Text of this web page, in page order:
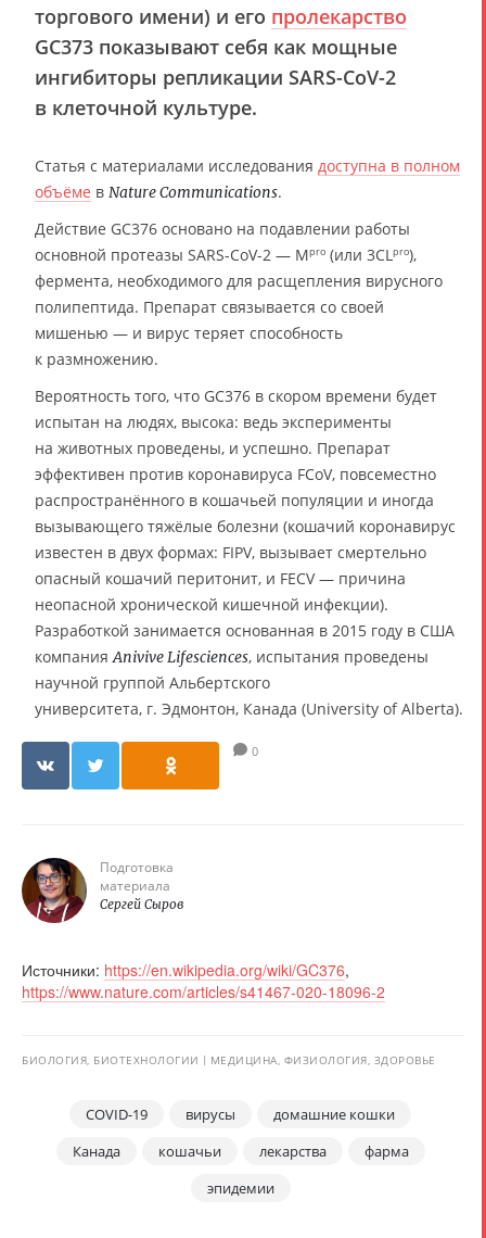
торгового имени) и его пролекарство
GC373 показывают себя как мощные
ингибиторы репликации SARS-CoV-2
в клеточной культуре.
Статья с материалами исследования доступна в полном
объёме в Nature Communications.
Действие GC376 основано на подавлении работы
основной протеазы SARS-CoV-2 — Mpro (или 3CLpro),
фермента, необходимого для расщепления вирусного
полипептида. Препарат связывается со своей
мишенью — и вирус теряет способность
к размножению.
Вероятность того, что GC376 в скором времени будет
испытан на людях, высока: ведь эксперименты
на животных проведены, и успешно. Препарат
эффективен против коронавируса FCoV, повсеместно
распространённого в кошачьей популяции и иногда
вызывающего тяжёлые болезни (кошачий коронавирус
известен в двух формах: FIPV, вызывает смертельно
опасный кошачий перитонит, и FECV — причина
неопасной хронической кишечной инфекции).
Разработкой занимается основанная в 2015 году в США
компанияAnivive Lifesciences, испытания проведены
научной группой Альбертского
университета, г. Эдмонтон, Канада (University of Alberta).
0
Подготовка
материала
Сергей Сыров
Источники: https://en.wikipedia.org/wiki/GC376,
https://www.nature.com/articles/s41467-020-18096-2
БИОЛОГИЯ, БИОТЕХНОЛОГИИ МЕДИЦИНА, ФИЗИОЛОГИЯ, ЗДОРОВЬЕ
COVID-19 вирусы
домашние кошки
Канада
кошачьи лекарства
фарма
эпидемии